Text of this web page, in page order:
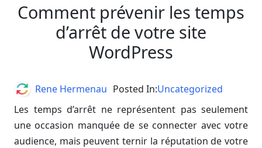
Comment prévenir les temps
d’arrêt de votre site
WordPress
Les temps d’arrêt ne représentent pas seulement
une occasion manquée de se connecter avec votre
audience, mais peuvent ternir la réputation de votre
AuthorRene Hermenau Posted In:Uncategorized